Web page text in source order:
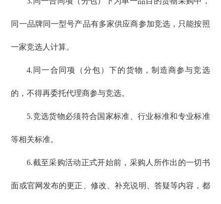
同一品牌同一型号产品有多家供应商参加竞选，只能按照
一家竞选人计算。
4.同一合同项（分包）下的货物，制造商参与竞选
的，不得再委托代理商参与竞选。
5.竞选货物必须符合国家标准、行业标准和专业标准
等相关标准。
6.截至采购活动正式开始前，采购人所作出的一切书
面或官网发布的更正、修改、补充说明、答疑等内容，都